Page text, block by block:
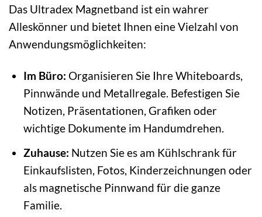
Das Ultradex Magnetband ist ein wahrer
Alleskönner und bietet Ihnen eine Vielzahl von
Anwendungsmöglichkeiten:
Im Büro: Organisieren Sie Ihre Whiteboards,
Pinnwände und Metallregale. Befestigen Sie
Notizen, Präsentationen, Grafiken oder
wichtige Dokumente im Handumdrehen.
Zuhause: Nutzen Sie es am Kühlschrank für
Einkaufslisten, Fotos, Kinderzeichnungen oder
als magnetische Pinnwand für die ganze
Familie.